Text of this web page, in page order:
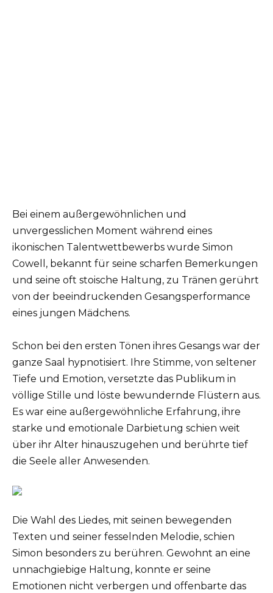
Bei einem außergewöhnlichen und
unvergesslichen Moment während eines
ikonischen Talentwettbewerbs wurde Simon
Cowell, bekannt für seine scharfen Bemerkungen
und seine oft stoische Haltung, zu Tränen gerührt
von der beeindruckenden Gesangsperformance
eines jungen Mädchens.
Schon bei den ersten Tönen ihres Gesangs war der
ganze Saal hypnotisiert. Ihre Stimme, von seltener
Tiefe und Emotion, versetzte das Publikum in
völlige Stille und löste bewundernde Flüstern aus.
Es war eine außergewöhnliche Erfahrung, ihre
starke und emotionale Darbietung schien weit
über ihr Alter hinauszugehen und berührte tief
die Seele aller Anwesenden.
Die Wahl des Liedes, mit seinen bewegenden
Texten und seiner fesselnden Melodie, schien
Simon besonders zu berühren. Gewohnt an eine
unnachgiebige Haltung, konnte er seine
Emotionen nicht verbergen und offenbarte das